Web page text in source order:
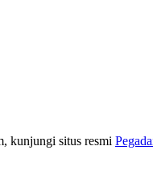
kunjungi situs resmi